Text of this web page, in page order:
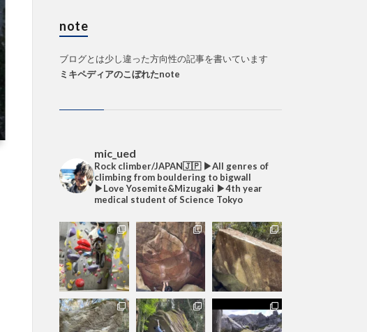
note
ブログとは少し違った方向性の記事を書いています
ミキペディアのこぼれたnote
mic_ued
Rock climber/JAPAN🇯🇵▶︎All genres of
climbing from bouldering to bigwall
▶︎Love Yosemite&Mizugaki ▶︎4th year
medical student of Science Tokyo